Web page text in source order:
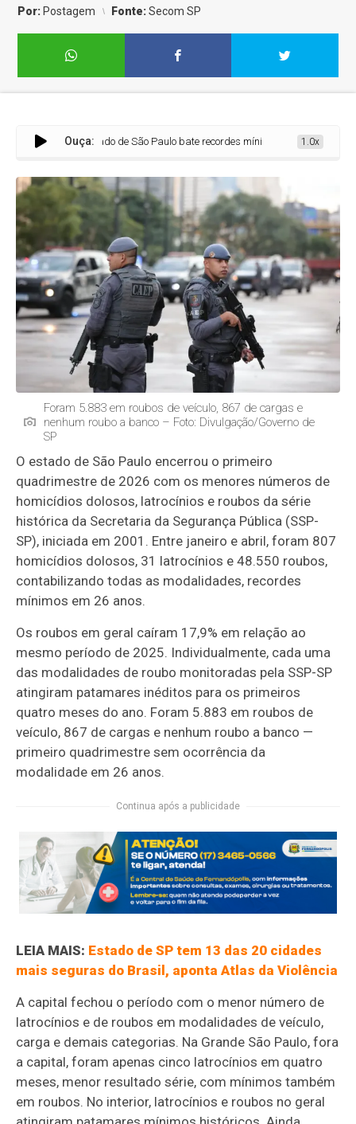
Por: Postagem Fonte:Secom SP
Ouça:
Estado de São Paulo bate recordes mínimos em homicídios,
1.0x
Foram 5.883 em roubos de veículo, 867 de cargas e
nenhum roubo a banco – Foto: Divulgação/Governo de
SP
O estado de São Paulo encerrou o primeiro
quadrimestre de 2026 com os menores números de
homicídios dolosos, latrocínios e roubos da série
histórica da Secretaria da Segurança Pública (SSP-
SP), iniciada em 2001. Entre janeiro e abril, foram 807
homicídios dolosos, 31 latrocínios e 48.550 roubos,
contabilizando todas as modalidades, recordes
mínimos em 26 anos.
Os roubos em geral caíram 17,9% em relação ao
mesmo período de 2025. Individualmente, cada uma
das modalidades de roubo monitoradas pela SSP-SP
atingiram patamares inéditos para os primeiros
quatro meses do ano. Foram 5.883 em roubos de
veículo, 867 de cargas e nenhum roubo a banco —
primeiro quadrimestre sem ocorrência da
modalidade em 26 anos.
Continua após a publicidade
LEIA MAIS: Estado de SP tem 13 das 20 cidades
mais seguras do Brasil, aponta Atlas da Violência
A capital fechou o período com o menor número de
latrocínios e de roubos em modalidades de veículo,
carga e demais categorias. Na Grande São Paulo, fora
a capital, foram apenas cinco latrocínios em quatro
meses, menor resultado série, com mínimos também
em roubos. No interior, latrocínios e roubos no geral